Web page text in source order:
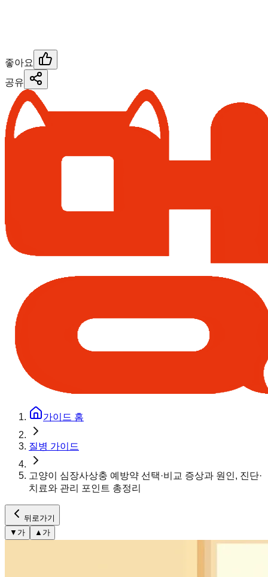
좋아요
공유
가이드 홈
질병 가이드
고양이 심장사상충 예방약 선택·비교 증상과 원인, 진단·
치료와 관리 포인트 총정리
뒤로가기
▼ 가 ▲ 가